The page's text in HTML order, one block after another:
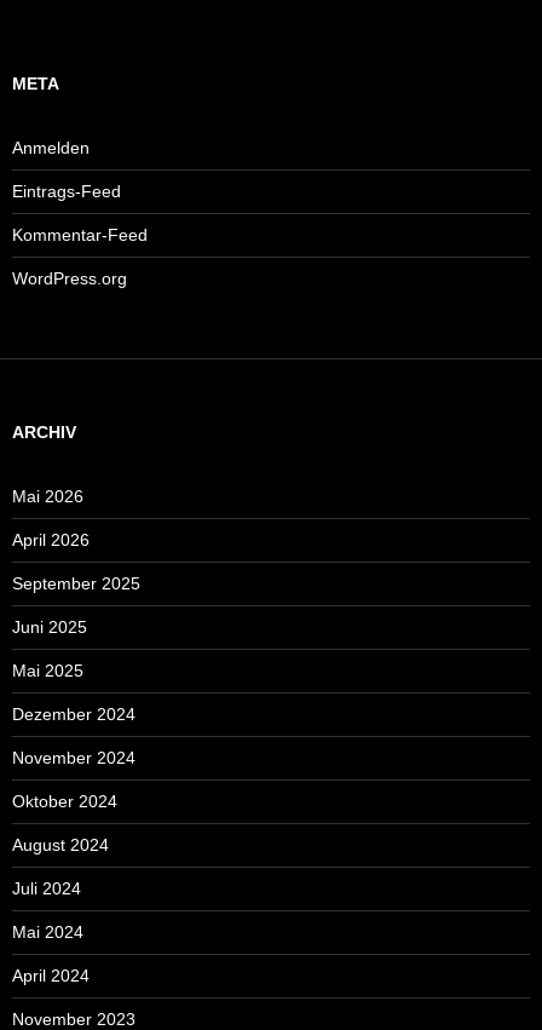
META
Anmelden
Eintrags-Feed
Kommentar-Feed
WordPress.org
ARCHIV
Mai 2026
April 2026
September 2025
Juni 2025
Mai 2025
Dezember 2024
November 2024
Oktober 2024
August 2024
Juli 2024
Mai 2024
April 2024
November 2023